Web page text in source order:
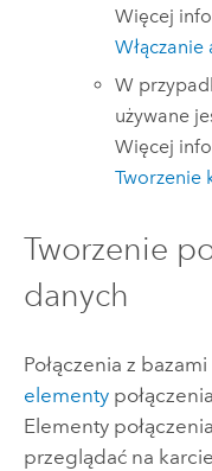
Więcej
W
używane
Więcej
Tworzenie
Tworzenie
danych
Połączenia z
elementy
Elementy
przeglądać na karcie